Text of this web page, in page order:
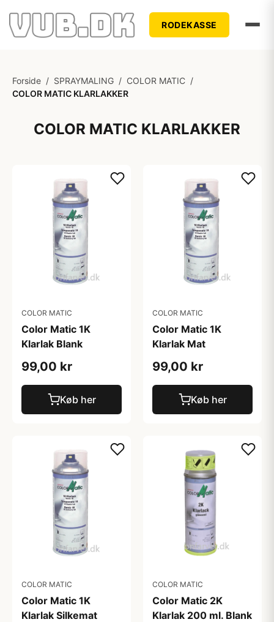
RODEKASSE
Forside / SPRAYMALING / COLOR MATIC /
COLOR MATIC KLARLAKKER
COLOR MATIC KLARLAKKER
COLOR MATIC
Color Matic 1K
Klarlak Blank
99,00 kr
Køb her
COLOR MATIC
Color Matic 1K
Klarlak Mat
99,00 kr
Køb her
COLOR MATIC
Color Matic 1K
Klarlak Silkemat
COLOR MATIC
Color Matic 2K
Klarlak 200 ml. Blank